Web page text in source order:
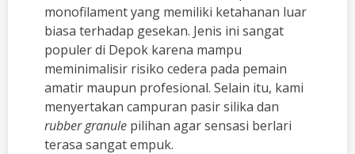
monofilament yang memiliki ketahanan luar
biasa terhadap gesekan. Jenis ini sangat
populer di Depok karena mampu
meminimalisir risiko cedera pada pemain
amatir maupun profesional. Selain itu, kami
menyertakan campuran pasir silika dan
rubber granulepilihan agar sensasi berlari
terasa sangat empuk.